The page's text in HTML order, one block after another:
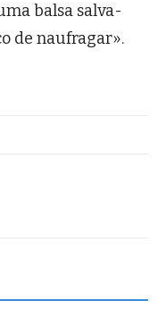
balsa salva-
de naufragar».